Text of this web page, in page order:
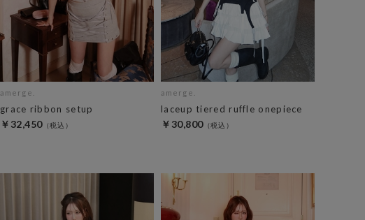
amerge.
grace ribbon setup
￥32,450
amerge.
laceup tiered ruffle onepiece
￥30,800